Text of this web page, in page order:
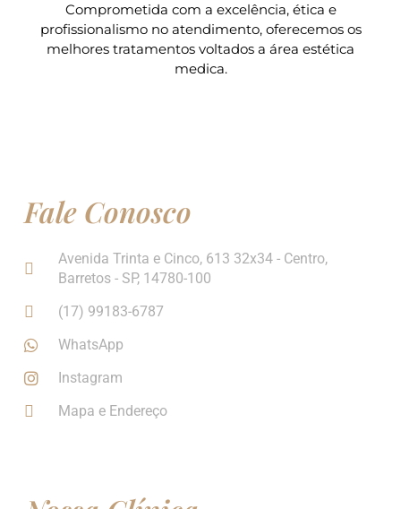
Comprometida com a excelência, ética e
profissionalismo no atendimento, oferecemos os
melhores tratamentos voltados a área estética
medica.
Fale Conosco
Avenida Trinta e Cinco, 613 32x34 - Centro,
Barretos - SP, 14780-100
(17) 99183-6787
WhatsApp
Instagram
Mapa e Endereço